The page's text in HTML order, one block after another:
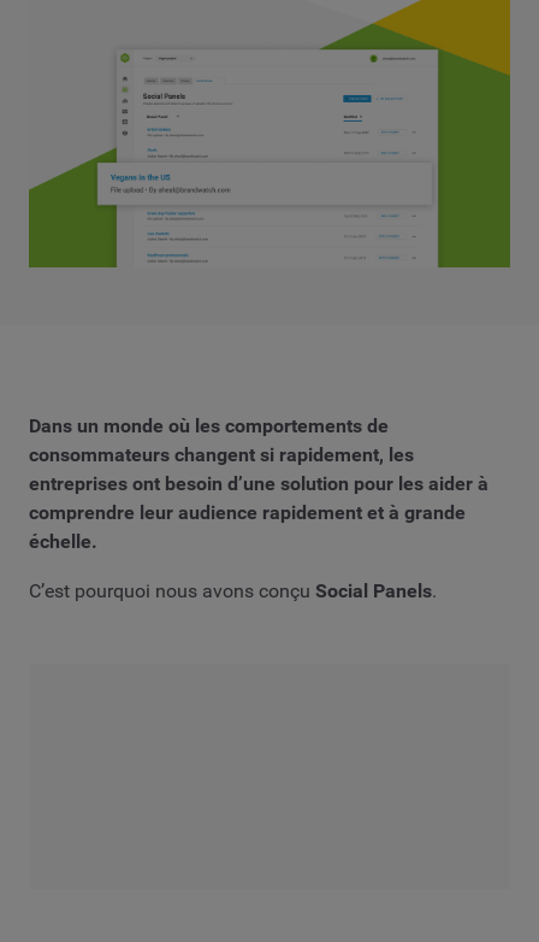
Dans un monde où les comportements de
consommateurs changent si rapidement, les
entreprises ont besoin d’une solution pour les aider à
comprendre leur audience rapidement et à grande
échelle.
C’est pourquoi nous avons conçu Social Panels.